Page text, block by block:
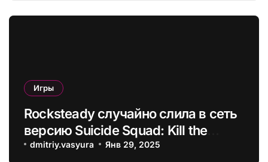
следующего поколения
Игры
Rocksteady случайно слила в сеть
версию Suicide Squad: Kill the
Justice League без Denuvo
dmitriy.vasyura Янв 29, 2025